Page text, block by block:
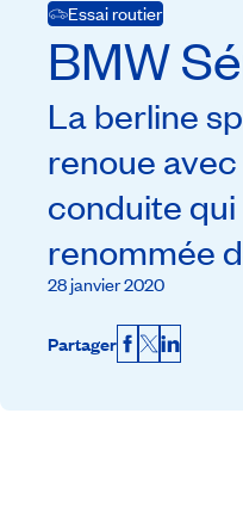
Essai routier
BMW
La berline
renoue
conduite
renommée
28 janvier 2020
Partager Facebook
X LinkedIn